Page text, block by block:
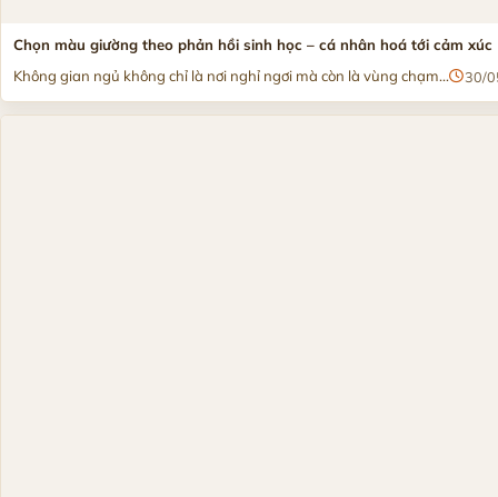
Chọn màu giường theo phản hồi sinh học – cá nhân hoá tới cảm xúc
Không gian ngủ không chỉ là nơi nghỉ ngơi mà còn là vùng chạm...
30/